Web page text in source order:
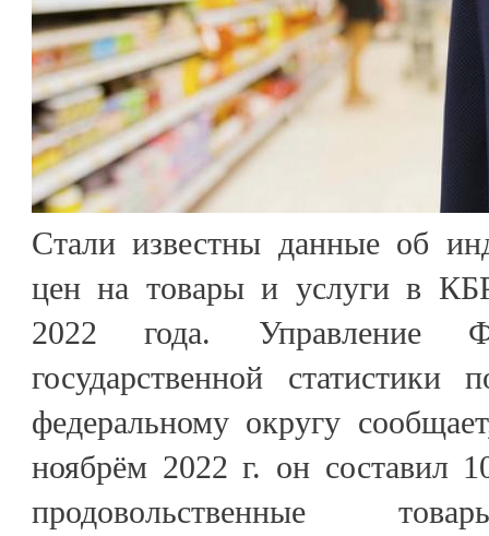
Стали известны данные об
цен на товары и услуги в
2022 года. Управление
государственной статистики
федеральному округу
ноябрём 2022 г. он составил
продовольственные